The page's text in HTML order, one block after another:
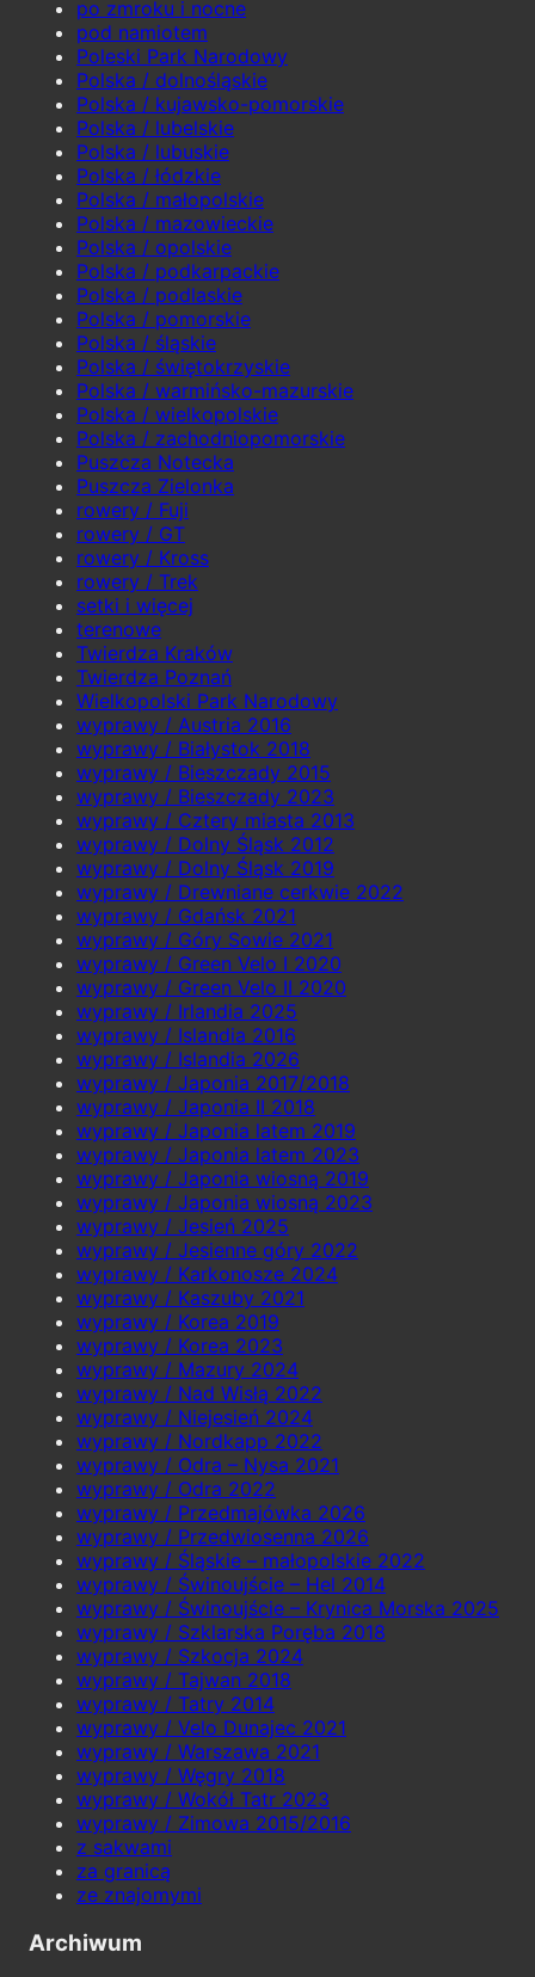
po zmroku i nocne
pod namiotem
Poleski Park Narodowy
Polska / dolnośląskie
Polska / kujawsko-pomorskie
Polska / lubelskie
Polska / lubuskie
Polska / łódzkie
Polska / małopolskie
Polska / mazowieckie
Polska / opolskie
Polska / podkarpackie
Polska / podlaskie
Polska / pomorskie
Polska / śląskie
Polska / świętokrzyskie
Polska / warmińsko-mazurskie
Polska / wielkopolskie
Polska / zachodniopomorskie
Puszcza Notecka
Puszcza Zielonka
rowery / Fuji
rowery / GT
rowery / Kross
rowery / Trek
setki i więcej
terenowe
Twierdza Kraków
Twierdza Poznań
Wielkopolski Park Narodowy
wyprawy / Austria 2016
wyprawy / Białystok 2018
wyprawy / Bieszczady 2015
wyprawy / Bieszczady 2023
wyprawy / Cztery miasta 2013
wyprawy / Dolny Śląsk 2012
wyprawy / Dolny Śląsk 2019
wyprawy / Drewniane cerkwie 2022
wyprawy / Gdańsk 2021
wyprawy / Góry Sowie 2021
wyprawy / Green Velo I 2020
wyprawy / Green Velo II 2020
wyprawy / Irlandia 2025
wyprawy / Islandia 2016
wyprawy / Islandia 2026
wyprawy / Japonia 2017/2018
wyprawy / Japonia II 2018
wyprawy / Japonia latem 2019
wyprawy / Japonia latem 2023
wyprawy / Japonia wiosną 2019
wyprawy / Japonia wiosną 2023
wyprawy / Jesień 2025
wyprawy / Jesienne góry 2022
wyprawy / Karkonosze 2024
wyprawy / Kaszuby 2021
wyprawy / Korea 2019
wyprawy / Korea 2023
wyprawy / Mazury 2024
wyprawy / Nad Wisłą 2022
wyprawy / Niejesień 2024
wyprawy / Nordkapp 2022
wyprawy / Odra – Nysa 2021
wyprawy / Odra 2022
wyprawy / Przedmajówka 2026
wyprawy / Przedwiosenna 2026
wyprawy / Śląskie – małopolskie 2022
wyprawy / Świnoujście – Hel 2014
wyprawy / Świnoujście – Krynica Morska 2025
wyprawy / Szklarska Poręba 2018
wyprawy / Szkocja 2024
wyprawy / Tajwan 2018
wyprawy / Tatry 2014
wyprawy / Velo Dunajec 2021
wyprawy / Warszawa 2021
wyprawy / Węgry 2018
wyprawy / Wokół Tatr 2023
wyprawy / Zimowa 2015/2016
z sakwami
za granicą
ze znajomymi
Archiwum